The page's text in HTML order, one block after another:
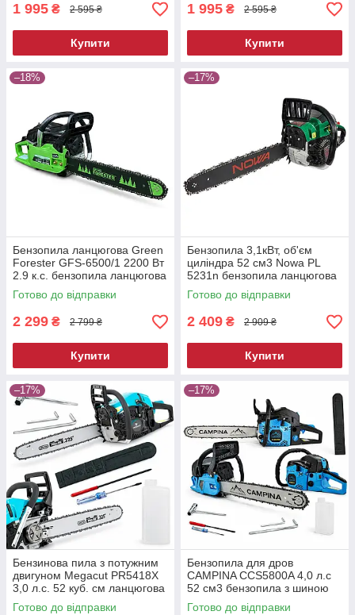
1 995 ₴ 2 595 ₴
Купити
1 995 ₴ 2 595 ₴
Купити
–18%
Бензопила ланцюгова Green
Forester GFS-6500/1 2200 Вт
2.9 к.с. бензопила ланцюгова
для обрізки дерев
Готово до відправки
2 299 ₴ 2 799 ₴
Купити
–17%
Бензопила 3,1кВт, об'єм
циліндра 52 см3 Nowa PL
5231n бензопила ланцюгова
Готово до відправки
2 409 ₴ 2 909 ₴
Купити
–17%
Бензинова пила з потужним
двигуном Megacut PR5418X
3,0 л.с. 52 куб. см ланцюгова
пила бензинова
Готово до відправки
–17%
Бензопила для дров
CAMPINA CCS5800A 4,0 л.с
52 см3 бензопила з шиною
40 см
Готово до відправки